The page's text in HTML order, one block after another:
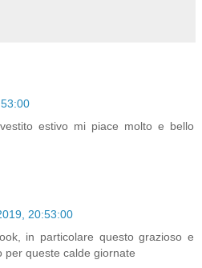
estivo mi piace molto e bello
20:53:00
in particolare questo grazioso e
per queste calde giornate